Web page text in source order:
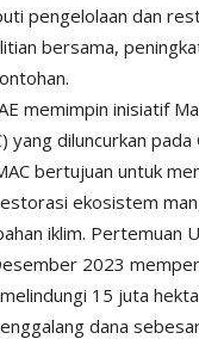
pengelolaan dan
bersama,
memimpin inisiatif
yang diluncurkan pada
bertujuan untuk
ekosistem
iklim. Pertemuan
2023
15 juta
dana